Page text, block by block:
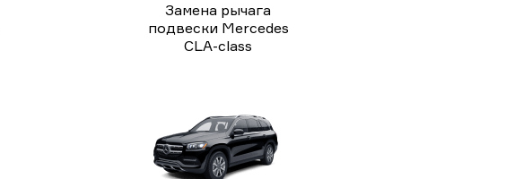
Замена рычага
подвески Mercedes
CLA-class